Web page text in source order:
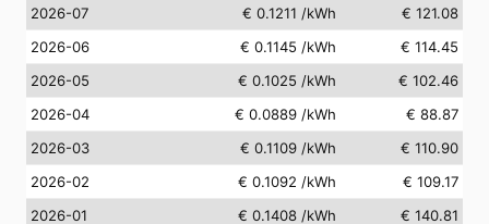
2026-07
€ 0.1211 /kWh
€ 121.08
2026-06
€ 0.1145 /kWh
€ 114.45
2026-05
€ 0.1025 /kWh
€ 102.46
2026-04
€ 0.0889 /kWh
€ 88.87
2026-03
€ 0.1109 /kWh
€ 110.90
2026-02
€ 0.1092 /kWh
€ 109.17
2026-01
€ 0.1408 /kWh
€ 140.81